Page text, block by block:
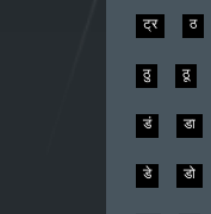
ट्र ठ
ठु ठू
डं डा
डे डो